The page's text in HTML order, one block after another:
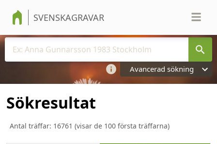
SVENSKAGRAVAR
Avancerad sökning
Sökresultat
Antal träffar: 16761 (visar de 100 första träffarna)